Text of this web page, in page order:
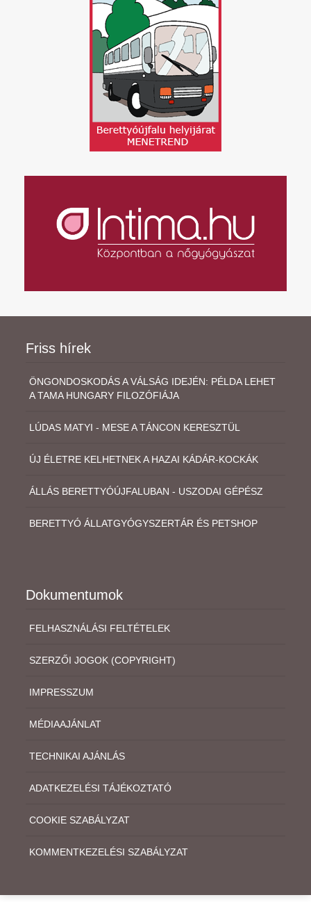
Friss hírek
ÖNGONDOSKODÁS A VÁLSÁG IDEJÉN: PÉLDA LEHET
A TAMA HUNGARY FILOZÓFIÁJA
LÚDAS MATYI - MESE A TÁNCON KERESZTÜL
ÚJ ÉLETRE KELHETNEK A HAZAI KÁDÁR-KOCKÁK
ÁLLÁS BERETTYÓÚJFALUBAN - USZODAI GÉPÉSZ
BERETTYÓ ÁLLATGYÓGYSZERTÁR ÉS PETSHOP
Dokumentumok
FELHASZNÁLÁSI FELTÉTELEK
SZERZŐI JOGOK (COPYRIGHT)
IMPRESSZUM
MÉDIAAJÁNLAT
TECHNIKAI AJÁNLÁS
ADATKEZELÉSI TÁJÉKOZTATÓ
COOKIE SZABÁLYZAT
KOMMENTKEZELÉSI SZABÁLYZAT